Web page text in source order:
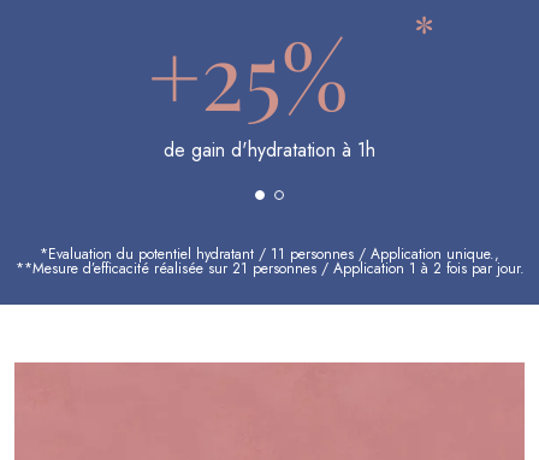
+25% *
de gain d'hydratation à 1h
*Evaluation du potentiel hydratant / 11 personnes / Application unique.,
**Mesure d’efficacité réalisée sur 21 personnes / Application 1 à 2 fois par jour.